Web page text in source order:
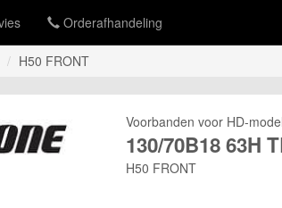
Orderafhandeling
H50 FRONT
Voorbanden voor HD-
130/70B18 63H
H50 FRONT